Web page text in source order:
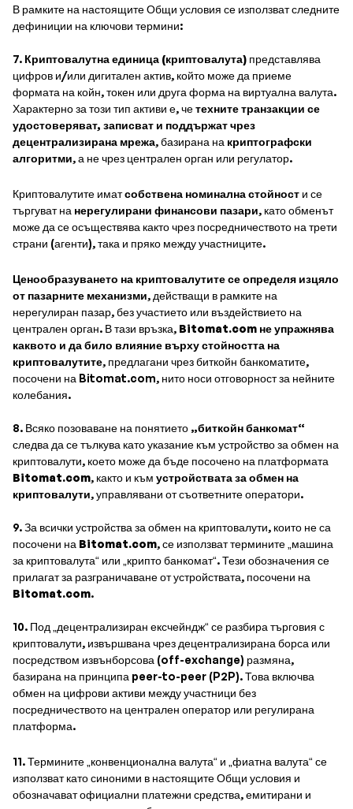
В рамките на настоящите Общи условия се използват следните
дефиниции на ключови термини:
7. Криптовалутна единица (криптовалута) представлява
цифров и/или дигитален актив, който може да приеме
формата на койн, токен или друга форма на виртуална валута.
Характерно за този тип активи е, четехните транзакции се
удостоверяват, записват и поддържат чрез
децентрализирана мрежа, базирана на криптографски
алгоритми, а не чрез централен орган или регулатор.
Криптовалутите иматсобствена номинална стойност и се
търгуват на нерегулирани финансови пазари, като обменът
може да се осъществява както чрез посредничеството на трети
страни (агенти), така и пряко между участниците.
Ценообразуването на криптовалутите се определя изцяло
от пазарните механизми, действащи в рамките на
нерегулиран пазар, без участието или въздействието на
централен орган. В тази връзка, Bitomat.com не упражнява
каквото и да било влияние върху стойността на
криптовалутите, предлагани чрез биткойн банкоматите,
посочени на Bitomat.com, нито носи отговорност за нейните
колебания.
8. Всяко позоваване на понятието „биткойн банкомат“
следва да се тълкува като указание към устройство за обмен на
криптовалути, което може да бъде посочено на платформата
Bitomat.com, както и към устройствата за обмен на
криптовалути, управлявани от съответните оператори.
9. За всички устройства за обмен на криптовалути, които не са
посочени на Bitomat.com, се използват термините „машина
за криптовалута“ или „крипто банкомат“. Тези обозначения се
прилагат за разграничаване от устройствата, посочени на
Bitomat.com.
10. Под „децентрализиран ексчейндж“ се разбира търговия с
криптовалути, извършвана чрез децентрализирана борса или
посредством извънборсова (off-exchange) размяна,
базирана на принципа peer-to-peer (P2P). Това включва
обмен на цифрови активи между участници без
посредничеството на централен оператор или регулирана
платформа.
11. Термините „конвенционална валута“ и „фиатна валута“ се
използват като синоними в настоящите Общи условия и
обозначават официални платежни средства, емитирани и